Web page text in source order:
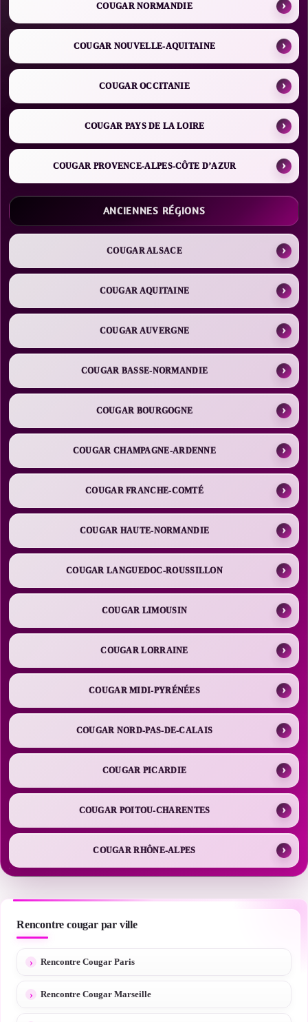
COUGAR NORMANDIE
COUGAR NOUVELLE-AQUITAINE
COUGAR OCCITANIE
COUGAR PAYS DE LA LOIRE
COUGAR PROVENCE-ALPES-CÔTE D’AZUR
ANCIENNES RÉGIONS
COUGAR ALSACE
COUGAR AQUITAINE
COUGAR AUVERGNE
COUGAR BASSE-NORMANDIE
COUGAR BOURGOGNE
COUGAR CHAMPAGNE-ARDENNE
COUGAR FRANCHE-COMTÉ
COUGAR HAUTE-NORMANDIE
COUGAR LANGUEDOC-ROUSSILLON
COUGAR LIMOUSIN
COUGAR LORRAINE
COUGAR MIDI-PYRÉNÉES
COUGAR NORD-PAS-DE-CALAIS
COUGAR PICARDIE
COUGAR POITOU-CHARENTES
COUGAR RHÔNE-ALPES
Rencontre cougar par ville
Rencontre Cougar Paris
Rencontre Cougar Marseille